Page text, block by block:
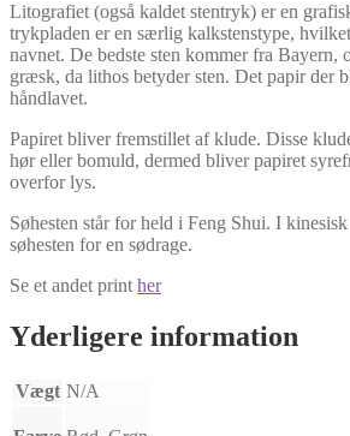
Litografiet (også kaldet stentryk) er en
trykpladen er en særlig kalkstenstype,
navnet. De bedste sten kommer fra Bayern,
græsk, da lithos betyder sten. Det papir der
håndlavet.
Papiret bliver fremstillet af klude. Disse
hør eller bomuld, dermed bliver papiret
overfor lys.
Søhesten står for held i Feng Shui. I
søhesten for en sødrage.
Se et andet printher
Yderligere information
Vægt N/A